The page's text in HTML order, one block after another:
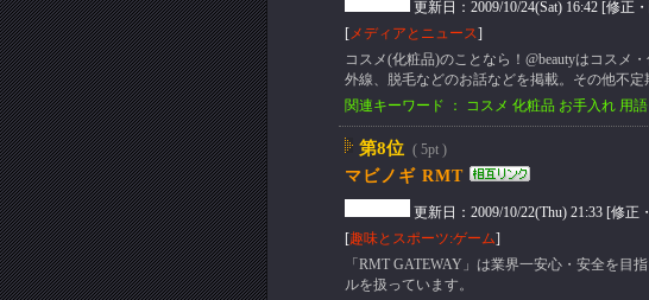
更新日：2009/10/24(Sat) 16:42 [修正
[メディアとニュース]
コスメ(化粧品)のことなら！@beautyはコスメ
外線、脱毛などのお話などを掲載。その他不定
関連キーワード ： コスメ 化粧品 お手入れ 用
第8位 ( 5pt )
マビノギ RMT
更新日：2009/10/22(Thu) 21:33 [修正
[趣味とスポーツ:ゲーム]
「RMT GATEWAY」は業界一安心・安全を目
ルを扱っています。